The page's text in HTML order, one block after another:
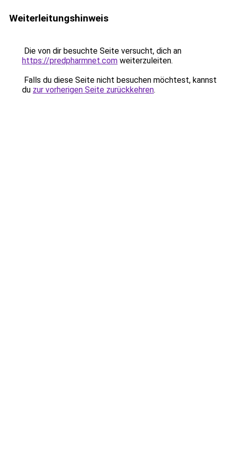
Weiterleitungshinweis
Die von dir besuchte Seite versucht, dich an
https://predpharmnet.com weiterzuleiten.
Falls du diese Seite nicht besuchen möchtest, kannst
du zur vorherigen Seite zurückkehren.